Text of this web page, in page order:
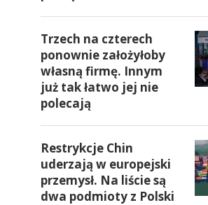
Trzech na czterech
ponownie założyłoby
własną firmę. Innym
już tak łatwo jej nie
polecają
Restrykcje Chin
uderzają w europejski
przemysł. Na liście są
dwa podmioty z Polski